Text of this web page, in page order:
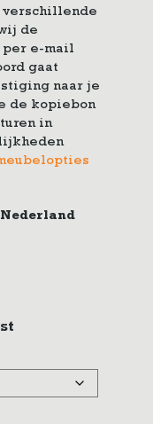
verschillende
de
per e-mail
gaat
naar je
de kopiebon
in